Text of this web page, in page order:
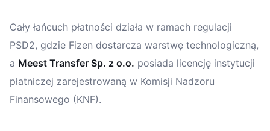
Cały łańcuch płatności działa w ramach regulacji
PSD2, gdzie Fizen dostarcza warstwę technologiczną,
a Meest Transfer Sp. z o.o. posiada licencję instytucji
płatniczej zarejestrowaną w Komisji Nadzoru
Finansowego (KNF).